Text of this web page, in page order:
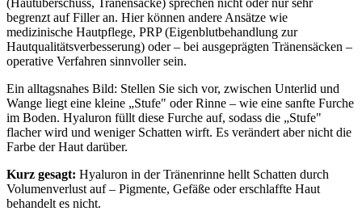
begrenzt auf Filler an. Hier können andere Ansätze wie
medizinische Hautpflege, PRP (Eigenblutbehandlung zur
Hautqualitätsverbesserung) oder – bei ausgeprägten Tränensäcken –
operative Verfahren sinnvoller sein.
Ein alltagsnahes Bild: Stellen Sie sich vor, zwischen Unterlid und
Wange liegt eine kleine „Stufe" oder Rinne – wie eine sanfte Furche
im Boden. Hyaluron füllt diese Furche auf, sodass die „Stufe"
flacher wird und weniger Schatten wirft. Es verändert aber nicht die
Farbe der Haut darüber.
Kurz gesagt: Hyaluron in der Tränenrinne hellt Schatten durch
Volumenverlust auf – Pigmente, Gefäße oder erschlaffte Haut
behandelt es nicht.